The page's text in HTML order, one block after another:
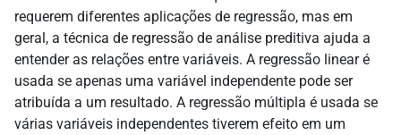
requerem diferentes aplicações de regressão, mas em
geral, a técnica de regressão de análise preditiva ajuda a
entender as relações entre variáveis. A regressão linear é
usada se apenas uma variável independente pode ser
atribuída a um resultado. A regressão múltipla é usada se
várias variáveis independentes tiverem efeito em um